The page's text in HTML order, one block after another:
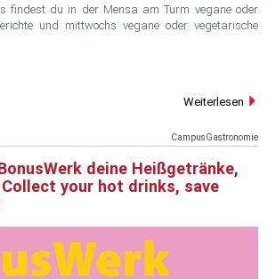
findest du in der Mensa am Turm vegane oder
und mittwochs vegane oder vegetarische
Weiterlesen
CampusGastronomie
deine Heißgetränke,
your hot drinks, save